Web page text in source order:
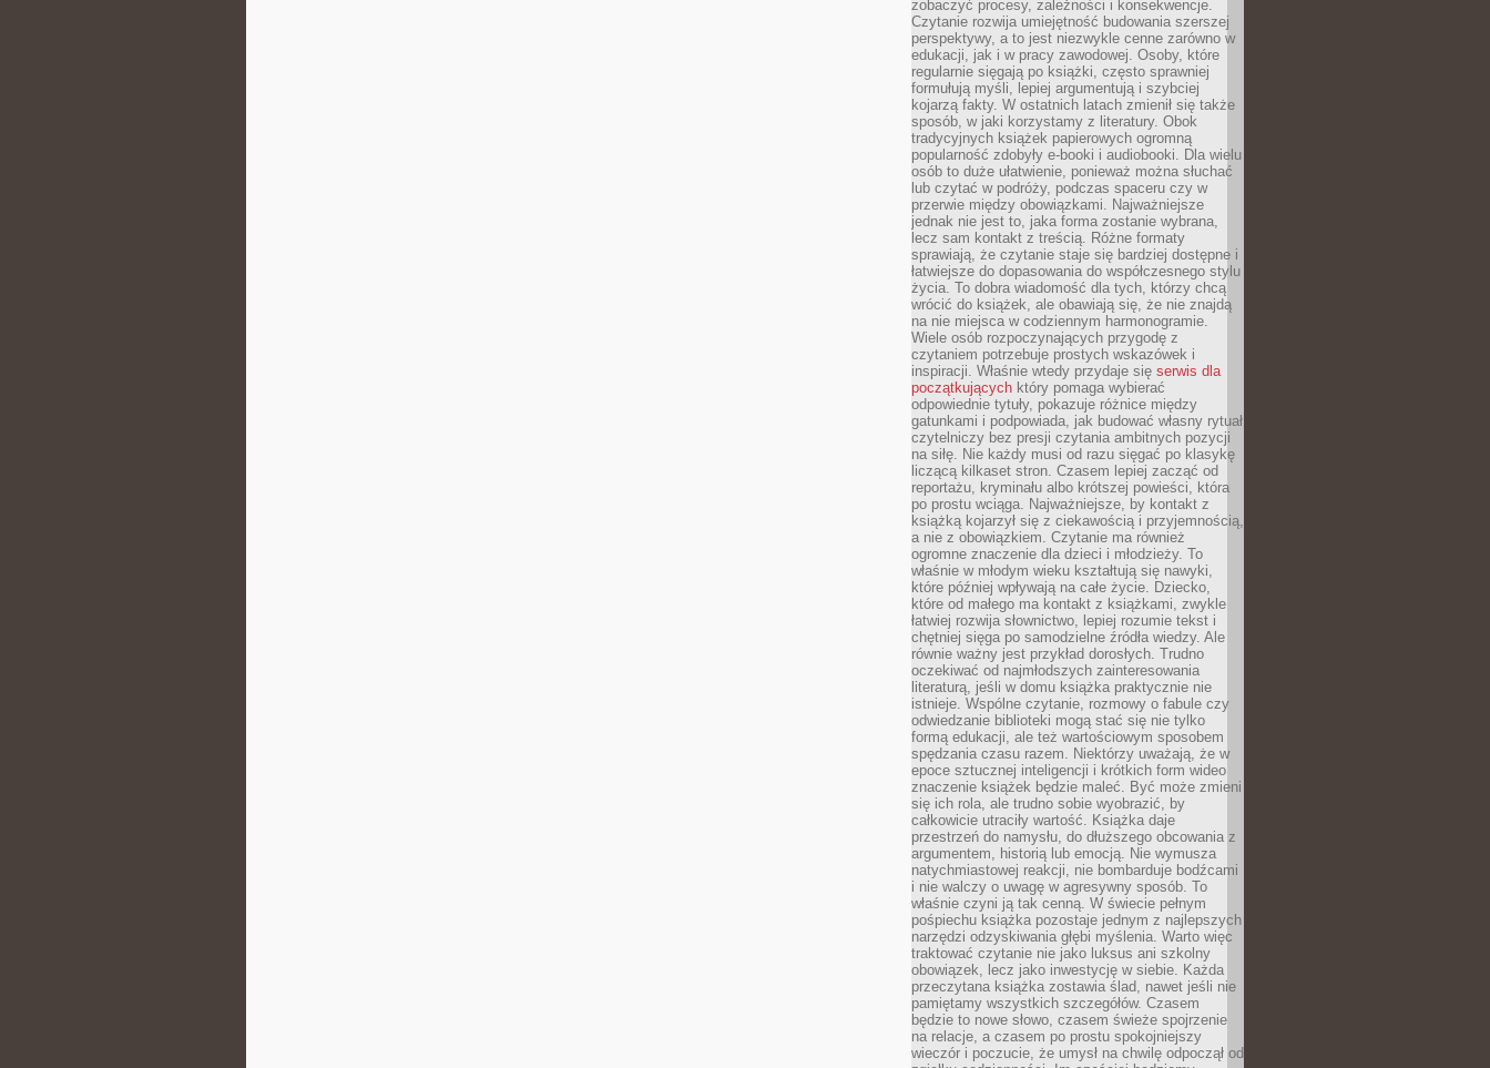
zobaczyć procesy, zależności i konsekwencje.
Czytanie rozwija umiejętność budowania szerszej
perspektywy, a to jest niezwykle cenne zarówno w
edukacji, jak i w pracy zawodowej. Osoby, które
regularnie sięgają po książki, często sprawniej
formułują myśli, lepiej argumentują i szybciej
kojarzą fakty. W ostatnich latach zmienił się także
sposób, w jaki korzystamy z literatury. Obok
tradycyjnych książek papierowych ogromną
popularność zdobyły e-booki i audiobooki. Dla wielu
osób to duże ułatwienie, ponieważ można słuchać
lub czytać w podróży, podczas spaceru czy w
przerwie między obowiązkami. Najważniejsze
jednak nie jest to, jaka forma zostanie wybrana,
lecz sam kontakt z treścią. Różne formaty
sprawiają, że czytanie staje się bardziej dostępne i
łatwiejsze do dopasowania do współczesnego stylu
życia. To dobra wiadomość dla tych, którzy chcą
wrócić do książek, ale obawiają się, że nie znajdą
na nie miejsca w codziennym harmonogramie.
Wiele osób rozpoczynających przygodę z
czytaniem potrzebuje prostych wskazówek i
inspiracji. Właśnie wtedy przydaje się serwis dla
początkujących który pomaga wybierać
odpowiednie tytuły, pokazuje różnice między
gatunkami i podpowiada, jak budować własny rytuał
czytelniczy bez presji czytania ambitnych pozycji
na siłę. Nie każdy musi od razu sięgać po klasykę
liczącą kilkaset stron. Czasem lepiej zacząć od
reportażu, kryminału albo krótszej powieści, która
po prostu wciąga. Najważniejsze, by kontakt z
książką kojarzył się z ciekawością i przyjemnością,
a nie z obowiązkiem. Czytanie ma również
ogromne znaczenie dla dzieci i młodzieży. To
właśnie w młodym wieku kształtują się nawyki,
które później wpływają na całe życie. Dziecko,
które od małego ma kontakt z książkami, zwykle
łatwiej rozwija słownictwo, lepiej rozumie tekst i
chętniej sięga po samodzielne źródła wiedzy. Ale
równie ważny jest przykład dorosłych. Trudno
oczekiwać od najmłodszych zainteresowania
literaturą, jeśli w domu książka praktycznie nie
istnieje. Wspólne czytanie, rozmowy o fabule czy
odwiedzanie biblioteki mogą stać się nie tylko
formą edukacji, ale też wartościowym sposobem
spędzania czasu razem. Niektórzy uważają, że w
epoce sztucznej inteligencji i krótkich form wideo
znaczenie książek będzie maleć. Być może zmieni
się ich rola, ale trudno sobie wyobrazić, by
całkowicie utraciły wartość. Książka daje
przestrzeń do namysłu, do dłuższego obcowania z
argumentem, historią lub emocją. Nie wymusza
natychmiastowej reakcji, nie bombarduje bodźcami
i nie walczy o uwagę w agresywny sposób. To
właśnie czyni ją tak cenną. W świecie pełnym
pośpiechu książka pozostaje jednym z najlepszych
narzędzi odzyskiwania głębi myślenia. Warto więc
traktować czytanie nie jako luksus ani szkolny
obowiązek, lecz jako inwestycję w siebie. Każda
przeczytana książka zostawia ślad, nawet jeśli nie
pamiętamy wszystkich szczegółów. Czasem
będzie to nowe słowo, czasem świeże spojrzenie
na relacje, a czasem po prostu spokojniejszy
wieczór i poczucie, że umysł na chwilę odpoczął od